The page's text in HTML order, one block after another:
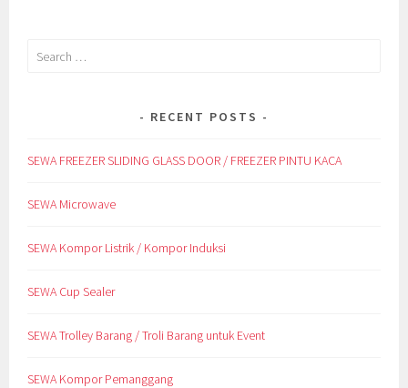
Search
RECENT POSTS
SEWA FREEZER SLIDING GLASS DOOR / FREEZER PINTU KACA
SEWA Microwave
SEWA Kompor Listrik / Kompor Induksi
SEWA Cup Sealer
SEWA Trolley Barang / Troli Barang untuk Event
SEWA Kompor Pemanggang